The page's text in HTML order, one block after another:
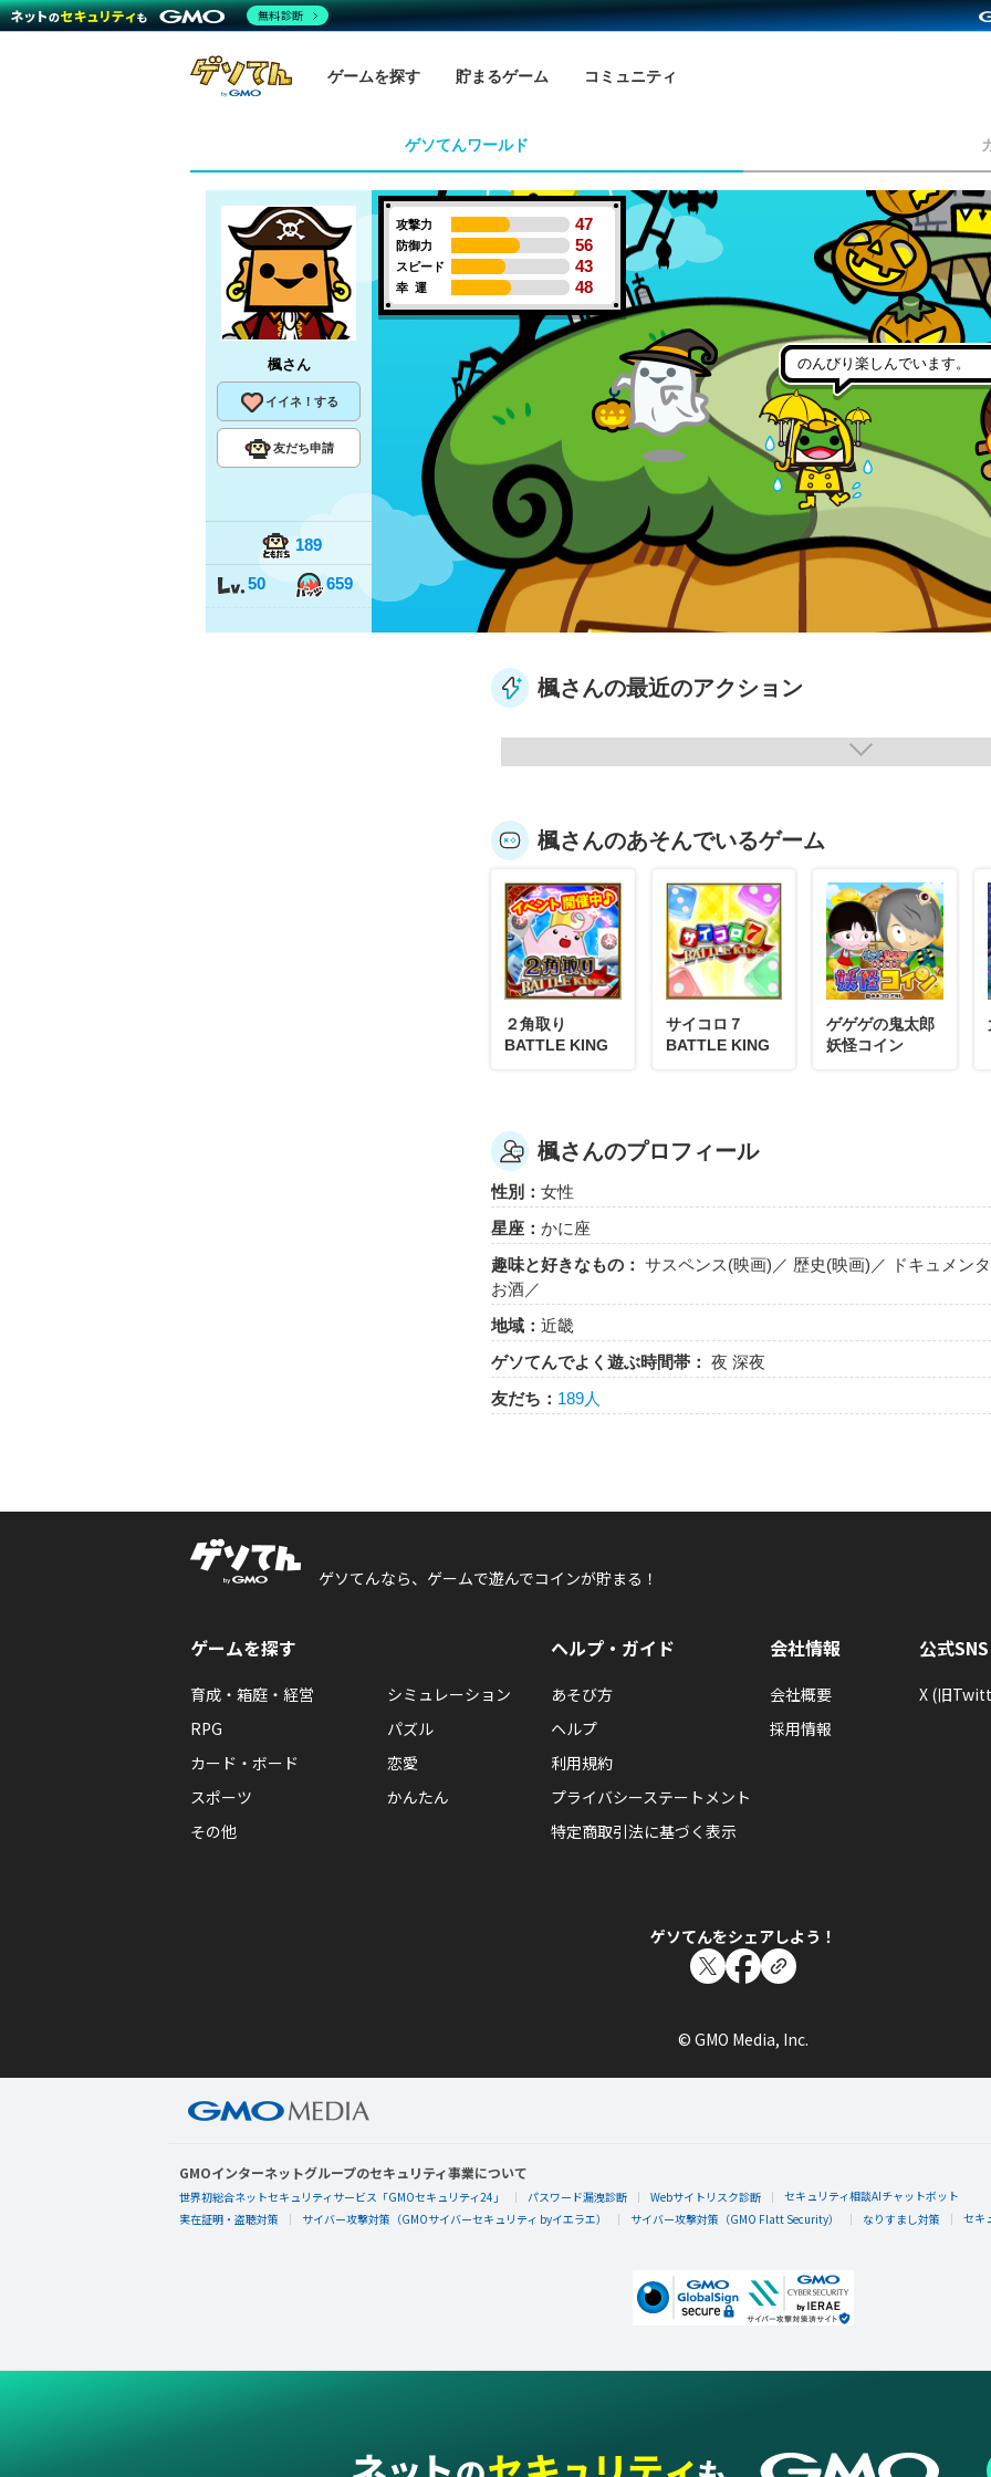
ゲームを探す 貯まるゲーム コミュニティ
ゲソてんワールド
楓さん
イイネ！する
友だち申請
189
50 659
攻撃力 47
防御力 56
スピード 43
幸 運 48
のんびり楽しんでいます。
楓さんの最近のアクション
楓さんのあそんでいるゲーム
２角取り
BATTLE KING
サイコロ７
BATTLE KING
ゲゲゲの鬼太郎
妖怪コイン
楓さんのプロフィール
性別： 女性
星座： かに座
趣味と好きなもの： サスペンス(映画)／ 歴史(映画)／ ドキュメン
お酒／
地域： 近畿
ゲソてんでよく遊ぶ時間帯： 夜 深夜
友だち： 189人
ゲソてんなら、ゲームで遊んでコインが貯まる！
ゲームを探す
育成・箱庭・経営
シミュレーション
RPG
パズル
カード・ボード
恋愛
スポーツ
かんたん
その他
ヘルプ・ガイド
あそび方
ヘルプ
利用規約
プライバシーステートメント
特定商取引法に基づく表示
会社情報
会社概要
採用情報
公式SNS
X (旧
ゲソてんをシェアしよう！
© GMO Media, Inc.
GMOインターネットグループのセキュリティ事業について
世界初総合ネットセキュリティサービス「GMOセキュリティ24」 パスワード漏洩診断 Webサイトリスク診断
セキュリティ相談AIチャットボット
実在証明・盗聴対策
サイバー攻撃対策（GMOサイバーセキュリティ byイエラエ） サイバー攻撃対策（GMO Flatt Security） なりすまし対策 セキ
無料診断